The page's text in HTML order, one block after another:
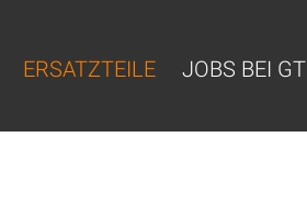
ERSATZTEILE JOBS BEI